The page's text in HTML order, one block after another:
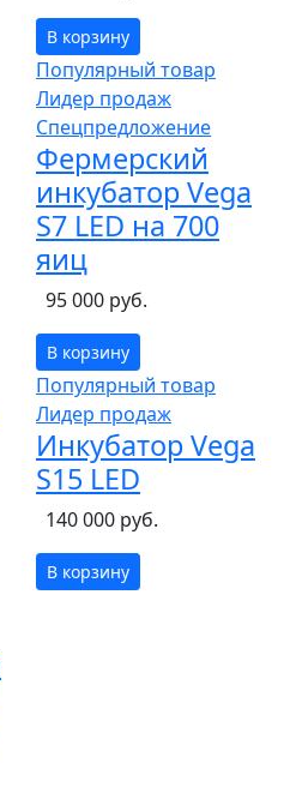
В корзину
Популярный товар
Лидер продаж
Спецпредложение
Фермерский
инкубатор Vega
S7 LED на 700
яиц
95 000 руб.
В корзину
Популярный товар
Лидер продаж
Инкубатор Vega
S15 LED
140 000 руб.
В корзину